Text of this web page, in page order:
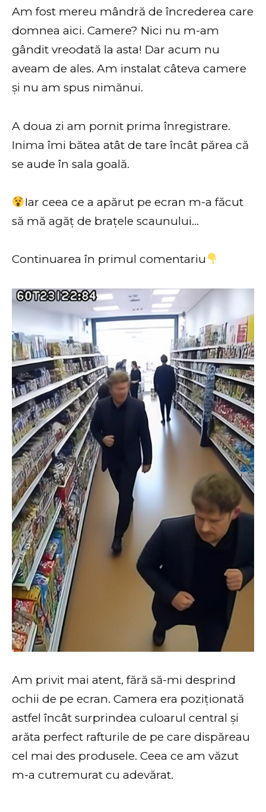
Am fost mereu mândră de încrederea care
domnea aici. Camere? Nici nu m-am
gândit vreodată la asta! Dar acum nu
aveam de ales. Am instalat câteva camere
și nu am spus nimănui.
A doua zi am pornit prima înregistrare.
Inima îmi bătea atât de tare încât părea că
se aude în sala goală.
Iar ceea ce a apărut pe ecran m-a făcut
să mă agăț de brațele scaunului…
Continuarea în primul comentariu
Am privit mai atent, fără să-mi desprind
ochii de pe ecran. Camera era poziționată
astfel încât surprindea culoarul central și
arăta perfect rafturile de pe care dispăreau
cel mai des produsele. Ceea ce am văzut
m-a cutremurat cu adevărat.